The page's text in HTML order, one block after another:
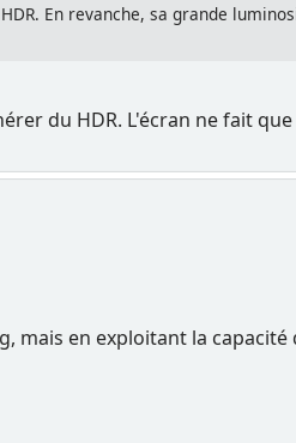
En revanche, sa grande
du HDR. L'écran ne fait
mais en exploitant la